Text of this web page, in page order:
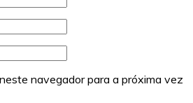
navegador para a próxima vez